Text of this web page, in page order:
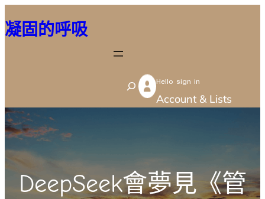
至
容
凝固的呼吸
S
e
h
Hello sign in
Account & Lists
DeepSeek會夢見《管